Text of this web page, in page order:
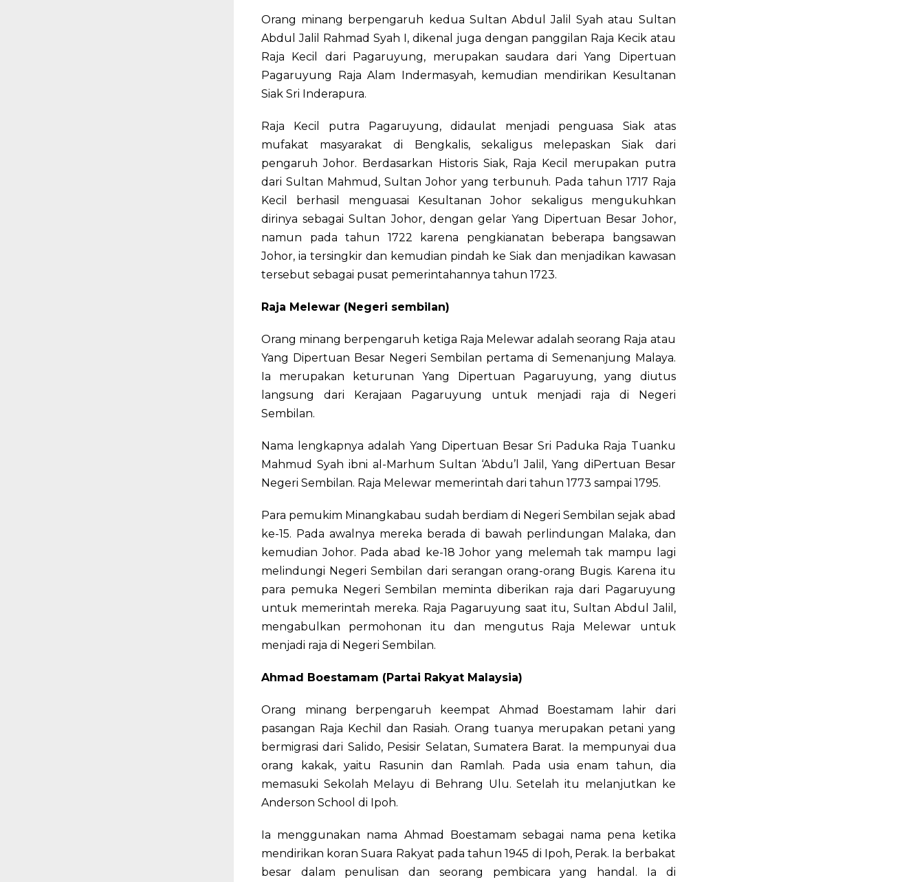
Orang minang berpengaruh kedua Sultan Abdul Jalil Syah atau Sultan
Abdul Jalil Rahmad Syah I, dikenal juga dengan panggilan Raja Kecik atau
Raja Kecil dari Pagaruyung, merupakan saudara dari Yang Dipertuan
Pagaruyung Raja Alam Indermasyah, kemudian mendirikan Kesultanan
Siak Sri Inderapura.
Raja Kecil putra Pagaruyung, didaulat menjadi penguasa Siak atas
mufakat masyarakat di Bengkalis, sekaligus melepaskan Siak dari
pengaruh Johor. Berdasarkan Historis Siak, Raja Kecil merupakan putra
dari Sultan Mahmud, Sultan Johor yang terbunuh. Pada tahun 1717 Raja
Kecil berhasil menguasai Kesultanan Johor sekaligus mengukuhkan
dirinya sebagai Sultan Johor, dengan gelar Yang Dipertuan Besar Johor,
namun pada tahun 1722 karena pengkianatan beberapa bangsawan
Johor, ia tersingkir dan kemudian pindah ke Siak dan menjadikan kawasan
tersebut sebagai pusat pemerintahannya tahun 1723.
Raja Melewar (Negeri sembilan)
Orang minang berpengaruh ketiga Raja Melewar adalah seorang Raja atau
Yang Dipertuan Besar Negeri Sembilan pertama di Semenanjung Malaya.
Ia merupakan keturunan Yang Dipertuan Pagaruyung, yang diutus
langsung dari Kerajaan Pagaruyung untuk menjadi raja di Negeri
Sembilan.
Nama lengkapnya adalah Yang Dipertuan Besar Sri Paduka Raja Tuanku
Mahmud Syah ibni al-Marhum Sultan ‘Abdu’l Jalil, Yang diPertuan Besar
Negeri Sembilan. Raja Melewar memerintah dari tahun 1773 sampai 1795.
Para pemukim Minangkabau sudah berdiam di Negeri Sembilan sejak abad
ke-15. Pada awalnya mereka berada di bawah perlindungan Malaka, dan
kemudian Johor. Pada abad ke-18 Johor yang melemah tak mampu lagi
melindungi Negeri Sembilan dari serangan orang-orang Bugis. Karena itu
para pemuka Negeri Sembilan meminta diberikan raja dari Pagaruyung
untuk memerintah mereka. Raja Pagaruyung saat itu, Sultan Abdul Jalil,
mengabulkan permohonan itu dan mengutus Raja Melewar untuk
menjadi raja di Negeri Sembilan.
Ahmad Boestamam (Partai Rakyat Malaysia)
Orang minang berpengaruh keempat Ahmad Boestamam lahir dari
pasangan Raja Kechil dan Rasiah. Orang tuanya merupakan petani yang
bermigrasi dari Salido, Pesisir Selatan, Sumatera Barat. Ia mempunyai dua
orang kakak, yaitu Rasunin dan Ramlah. Pada usia enam tahun, dia
memasuki Sekolah Melayu di Behrang Ulu. Setelah itu melanjutkan ke
Anderson School di Ipoh.
Ia menggunakan nama Ahmad Boestamam sebagai nama pena ketika
mendirikan koran Suara Rakyat pada tahun 1945 di Ipoh, Perak. Ia berbakat
besar dalam penulisan dan seorang pembicara yang handal. Ia di